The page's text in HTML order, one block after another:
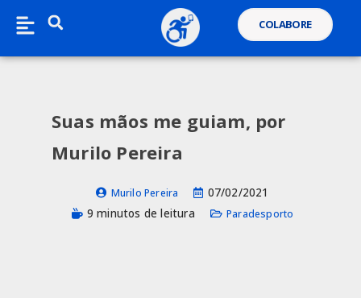
COLABORE
Suas mãos me guiam, por
Murilo Pereira
Murilo Pereira
07/02/2021
9 minutos de leitura
Paradesporto